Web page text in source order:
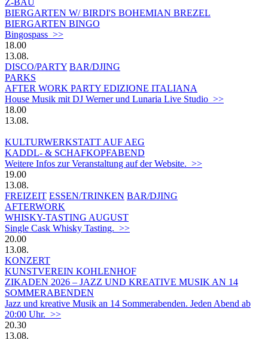
BIERGARTEN W/ BIRDI'S BOHEMIAN BREZEL
BIERGARTEN BINGO
Bingospass >>
18.00
13.08.
DISCO/PARTY BAR/DJING
PARKS
AFTER WORK PARTY EDIZIONE ITALIANA
House Musik mit DJ Werner und Lunaria Live Studio >>
18.00
13.08.
KULTURWERKSTATT AUF AEG
KADDL- & SCHAFKOPFABEND
Weitere Infos zur Veranstaltung auf der Website. >>
19.00
13.08.
FREIZEIT ESSEN/TRINKEN BAR/DJING
AFTERWORK
WHISKY-TASTING AUGUST
Single Cask Whisky Tasting. >>
20.00
13.08.
KONZERT
KUNSTVEREIN KOHLENHOF
ZIKADEN 2026 – JAZZ UND KREATIVE MUSIK AN 14
SOMMERABENDEN
Jazz und kreative Musik an 14 Sommerabenden. Jeden Abend ab
20:00 Uhr. >>
20.30
13.08.